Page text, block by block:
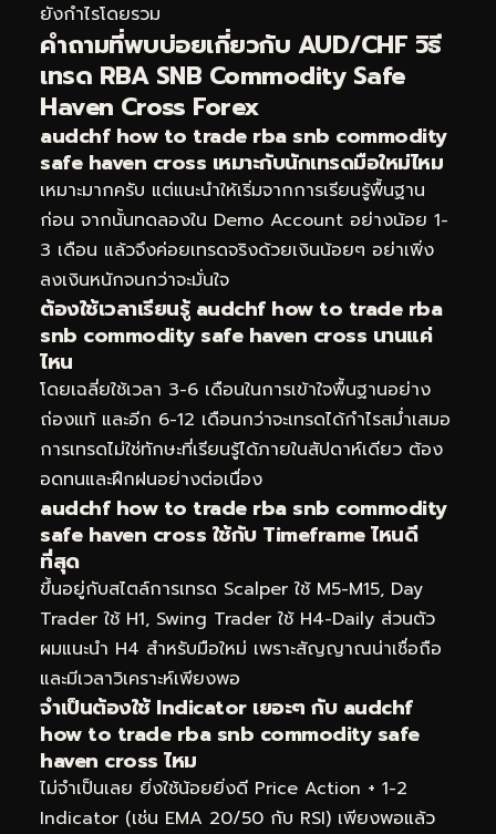
ยังกำไรโดยรวม
คำถามที่พบบ่อยเกี่ยวกับ AUD/CHF วิธี
เทรด RBA SNB Commodity Safe
Haven Cross Forex
audchf how to trade rba snb commodity
safe haven cross เหมาะกับนักเทรดมือใหม่ไหม
เหมาะมากครับ แต่แนะนำให้เริ่มจากการเรียนรู้พื้นฐาน
ก่อน จากนั้นทดลองใน Demo Account อย่างน้อย 1-
3 เดือน แล้วจึงค่อยเทรดจริงด้วยเงินน้อยๆ อย่าเพิ่ง
ลงเงินหนักจนกว่าจะมั่นใจ
ต้องใช้เวลาเรียนรู้ audchf how to trade rba
snb commodity safe haven cross นานแค่
ไหน
โดยเฉลี่ยใช้เวลา 3-6 เดือนในการเข้าใจพื้นฐานอย่าง
ถ่องแท้ และอีก 6-12 เดือนกว่าจะเทรดได้กำไรสม่ำเสมอ
การเทรดไม่ใช่ทักษะที่เรียนรู้ได้ภายในสัปดาห์เดียว ต้อง
อดทนและฝึกฝนอย่างต่อเนื่อง
audchf how to trade rba snb commodity
safe haven cross ใช้กับ Timeframe ไหนดี
ที่สุด
ขึ้นอยู่กับสไตล์การเทรด Scalper ใช้ M5-M15, Day
Trader ใช้ H1, Swing Trader ใช้ H4-Daily ส่วนตัว
ผมแนะนำ H4 สำหรับมือใหม่ เพราะสัญญาณน่าเชื่อถือ
และมีเวลาวิเคราะห์เพียงพอ
จำเป็นต้องใช้ Indicator เยอะๆ กับ audchf
how to trade rba snb commodity safe
haven cross ไหม
ไม่จำเป็นเลย ยิ่งใช้น้อยยิ่งดี Price Action + 1-2
Indicator (เช่น EMA 20/50 กับ RSI) เพียงพอแล้ว